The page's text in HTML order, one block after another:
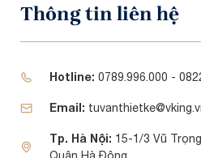
Thông tin liên hệ
Hotline: 0789.996.000 -
Email:
Tp. Hà Nội: 15-1/3 Vũ